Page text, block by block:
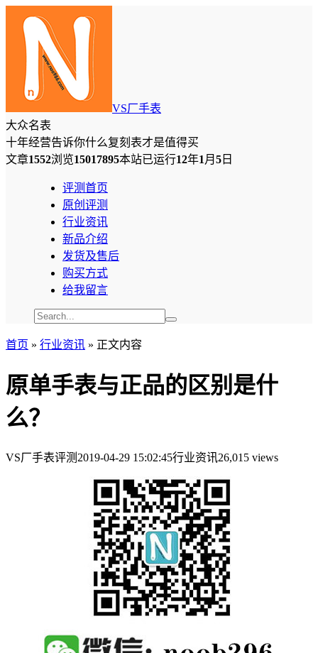
VS厂手表
大众名表
十年经营告诉你什么复刻表才是值得买
文章1552浏览15017895本站已运行12年1 月 5 日
评测首页
原创评测
行业资讯
新品介绍
发货及售后
购买方式
给我留言
首页 » 行业资讯 » 正文内容
原单手表与正品的区别是什
么？
VS厂手表评测 2019-04-29 15:02:45行业资讯26,015 views